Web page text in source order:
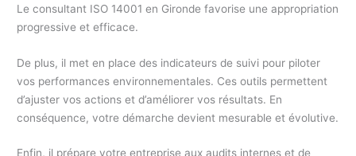
Le consultant ISO 14001 en Gironde favorise une appropriation
progressive et efficace.
De plus, il met en place des indicateurs de suivi pour piloter
vos performances environnementales. Ces outils permettent
d’ajuster vos actions et d’améliorer vos résultats. En
conséquence, votre démarche devient mesurable et évolutive.
Enfin, il prépare votre entreprise aux audits internes et de